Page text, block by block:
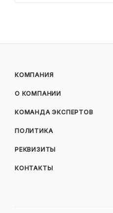
КОМПАНИЯ
О КОМПАНИИ
КОМАНДА ЭКСПЕРТОВ
ПОЛИТИКА
РЕКВИЗИТЫ
КОНТАКТЫ